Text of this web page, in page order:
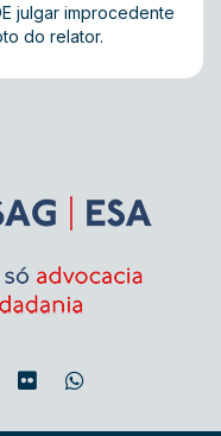
julgar improcedente
do relator.